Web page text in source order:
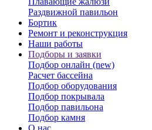
Раздвижной павильон
Бортик
Ремонт и реконструкция
Наши работы
Подборы и заявки
Подбор онлайн (new)
Расчет бассейна
Подбор оборудования
Подбор покрывала
Подбор павильона
Подбор камня
О нас